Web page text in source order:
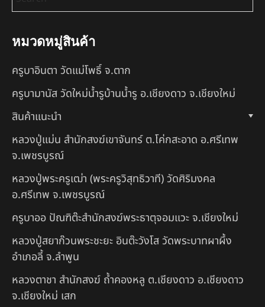
หมวดหมู่สินค้า
ครูบาอินตา วัดแม่โพธิ์ จ.ตาก
ครูบามานัส วัดใหม่น้ำรูบ้านน้ำรู อ.เชียงดาว จ.เชียงใหม่
สินค้าแนะนำ
หลวงปู่แม่น สำนักสงฆ์เขาจันทร์ ต.โค่กสะอาด อ.ศรีเทพ
จ.เพชรบูรณ์
หลวงปู่พระครูเฒ่า (พระครูวิสุทธิวาที) วัดศิริมงคล
อ.ศรีเทพ จ.เพชรบูรณ์
ครูบาออ ปัณฑิต๊ะสำนักสงฆ์พระธาตุจอมแวะ จ.เชียงใหม่
หลวงปู่สยาก๊วนพระชะยะ อินต๊ะวังโส วัดพระบาทผาผึ้ง
อำเภอลี้ จ.ลำพูน
หลวงตาชา สำนักสงฆ์ ถ้ำคองหลู ต.เชียงดาว อ.เชียงดาว
จ.เชียงใหม่ เสก